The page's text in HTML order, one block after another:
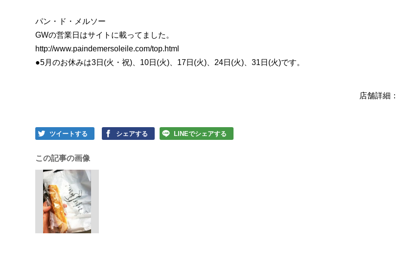
パン・ド・メルソー
GWの営業日はサイトに載ってました。
http://www.paindemersoleile.com/top.html
●5月のお休みは3日(火・祝)、10日(火)、17日(火)、24日(火)、31日(火)です。
店舗詳細：
ツイートする シェアする LINEでシェアする
この記事の画像